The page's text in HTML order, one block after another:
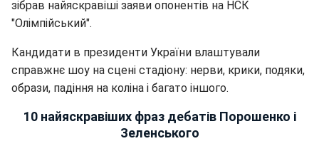
зібрав найяскравіші заяви опонентів на НСК
"Олімпійський".
Кандидати в президенти України влаштували
справжнє шоу на сцені стадіону: нерви, крики, подяки,
образи, падіння на коліна і багато іншого.
10 найяскравіших фраз дебатів Порошенко і
Зеленського